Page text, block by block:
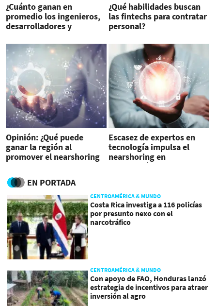
¿Cuánto ganan en
promedio los ingenieros,
desarrolladores y
¿Qué habilidades buscan
las fintechs para contratar
personal?
Opinión: ¿Qué puede
ganar la región al
promover el nearshoring
software?
Escasez de expertos en
tecnología impulsa el
nearshoring en
Latinoamérica
EN PORTADA
CENTROAMÉRICA & MUNDO
Costa Rica investiga a 116 policías
por presunto nexo con el
narcotráfico
CENTROAMÉRICA & MUNDO
Con apoyo de FAO, Honduras lanzó
estrategia de incentivos para atraer
inversión al agro